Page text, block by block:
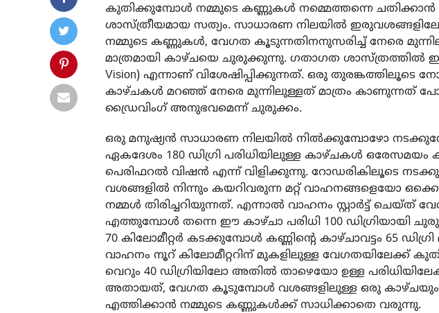
കുതിക്കുമ്പോൾ നമ്മുടെ കണ്ണുകൾ നമ്മെത്തന്നെ
ശാസ്ത്രീയമായ സത്യം. സാധാരണ നിലയിൽ
നമ്മുടെ കണ്ണുകൾ, വേഗത കൂടുന്നതിനനുസരിച്ച് നേരെ
മാത്രമായി കാഴ്ചയെ ചുരുക്കുന്നു. ഗതാഗത ശാസ്ത്രത്തിൽ
Vision) എന്നാണ് വിശേഷിപ്പിക്കുന്നത്. ഒരു തുരങ്കത്തിലൂടെ
കാഴ്ചകൾ മറഞ്ഞ് നേരെ മുന്നിലുള്ളത് മാത്രം കാണുന്നത്
ഡ്രൈവിംഗ് അനുഭവമെന്ന് ചുരുക്കം.
ഒരു മനുഷ്യൻ സാധാരണ നിലയിൽ നിൽക്കുമ്പോഴോ
ഏകദേശം 180 ഡിഗ്രി പരിധിയിലുള്ള കാഴ്ചകൾ
പെരിഫറൽ വിഷൻ എന്ന് വിളിക്കുന്നു. റോഡരികിലൂടെ
വശങ്ങളിൽ നിന്നും കയറിവരുന്ന മറ്റ് വാഹനങ്ങളെയോ
നമ്മൾ തിരിച്ചറിയുന്നത്. എന്നാൽ വാഹനം സ്റ്റാർട്ട് ചെയ്ത്
എത്തുമ്പോൾ തന്നെ ഈ കാഴ്ചാ പരിധി 100 ഡിഗ്രിയായി
70 കിലോമീറ്റർ കടക്കുമ്പോൾ കണ്ണിന്റെ കാഴ്ചാവട്ടം 65 ഡിഗ്രി
വാഹനം നൂറ് കിലോമീറ്ററിന് മുകളിലുള്ള വേഗതയിലേക്ക്
വെറും 40 ഡിഗ്രിയിലോ അതിൽ താഴെയോ ഉള്ള
അതായത്, വേഗത കൂടുമ്പോൾ വശങ്ങളിലുള്ള ഒരു കാഴ്ചയും
എത്തിക്കാൻ നമ്മുടെ കണ്ണുകൾക്ക് സാധിക്കാതെ വരുന്നു.